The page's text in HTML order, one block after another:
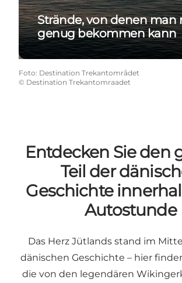
Strände, von denen man
genug bekommen kann
Foto: Destination Trekantområdet
© Destination Trekantomraadet
Entdecken Sie den
Teil der
Geschichte
Autostunde
Das Herz Jütlands stand im
dänischen Geschichte – hier
die von den legendären